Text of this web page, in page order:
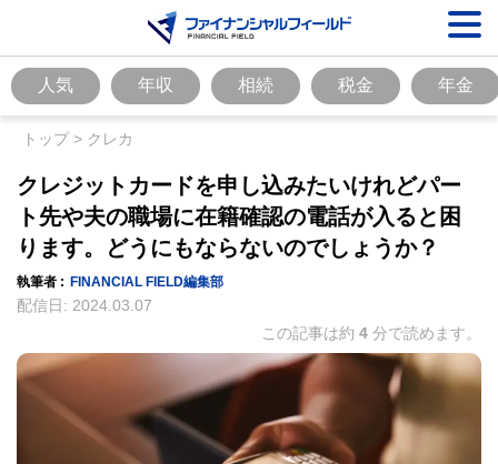
人気 年収 相続 税金 年金
トップ> クレカ
クレジットカードを申し込みたいけれどパー
ト先や夫の職場に在籍確認の電話が入ると困
ります。どうにもならないのでしょうか？
執筆者 : FINANCIAL FIELD編集部
配信日: 2024.03.07
この記事は約 4 分で読めます。